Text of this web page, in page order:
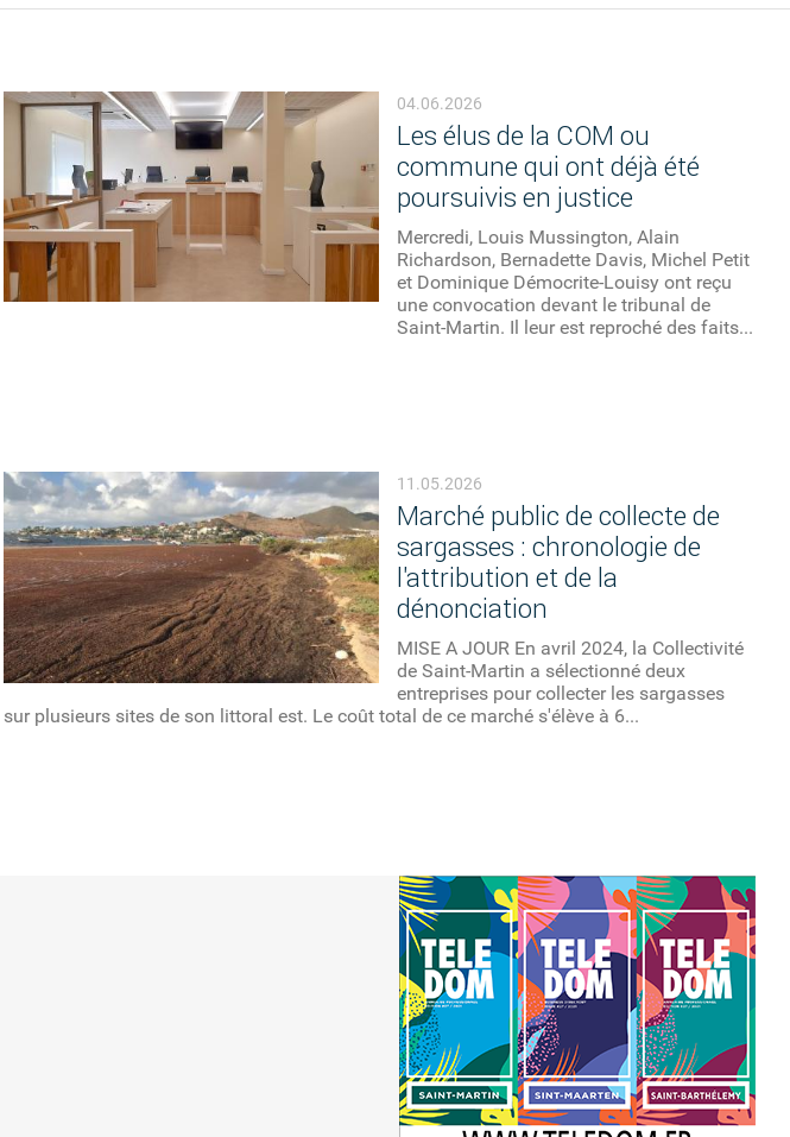
04.06.2026
Les élus de la COM ou
commune qui ont déjà été
poursuivis en justice
Mercredi, Louis Mussington, Alain
Richardson, Bernadette Davis, Michel Petit
et Dominique Démocrite-Louisy ont reçu
une convocation devant le tribunal de
Saint-Martin. Il leur est reproché des faits...
11.05.2026
Marché public de collecte de
sargasses : chronologie de
l'attribution et de la
dénonciation
MISE A JOUR En avril 2024, la Collectivité
de Saint-Martin a sélectionné deux
entreprises pour collecter les sargasses
sur plusieurs sites de son littoral est. Le coût total de ce marché s'élève à 6...